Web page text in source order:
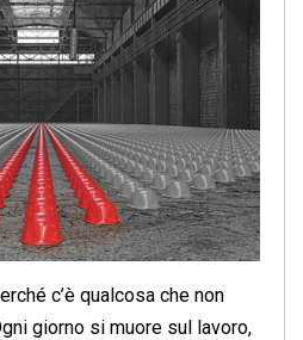
c’è qualcosa che non
giorno si muore sul lavoro,